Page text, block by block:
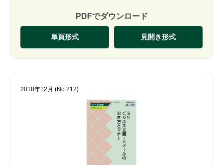
PDFでダウンロード
単頁形式 見開き形式
2018年12月 (No.212)